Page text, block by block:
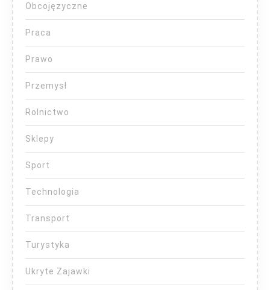
Obcojęzyczne
Praca
Prawo
Przemysł
Rolnictwo
Sklepy
Sport
Technologia
Transport
Turystyka
Ukryte Zajawki